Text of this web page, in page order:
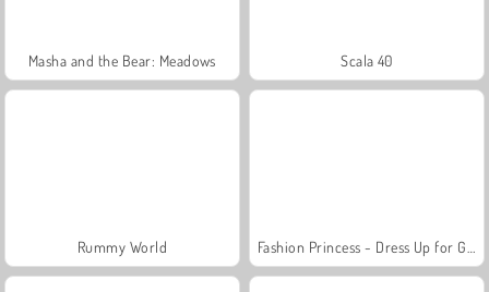
Masha and the Bear: Meadows Scala 40
Rummy World